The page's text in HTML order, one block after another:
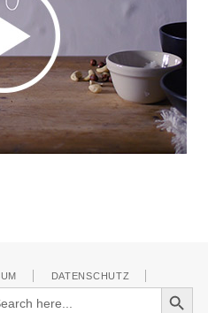
DATENSCHUTZ
Search Button